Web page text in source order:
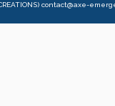
contact@axe-